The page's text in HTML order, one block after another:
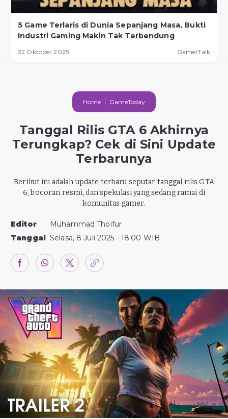
5 Game Terlaris di Dunia Sepanjang Masa, Bukti
Industri Gaming Makin Tak Terbendung
22 Oktober 2025 GamerTalk
Home GameToday
Tanggal Rilis GTA 6 Akhirnya
Terungkap? Cek di Sini Update
Terbarunya
Berikut ini adalah update terbaru seputar tanggal rilis GTA
6, bocoran resmi, dan spekulasi yang sedang ramai di
komunitas gamer.
Editor
Muhammad Thoifur
Tanggal Selasa, 8 Juli 2025 - 18:00 WIB